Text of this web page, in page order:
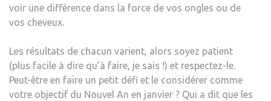
voir une différence dans la force de vos ongles ou de
vos cheveux.
Les résultats de chacun varient, alors soyez patient
(plus facile à dire qu’à faire, je sais !) et respectez-le.
Peut-être en faire un petit défi et le considérer comme
votre objectif du Nouvel An en janvier ? Qui a dit que les